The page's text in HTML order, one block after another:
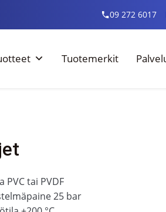
09 272 6017
Tuotemerkit
PVC tai PVDF
25 bar